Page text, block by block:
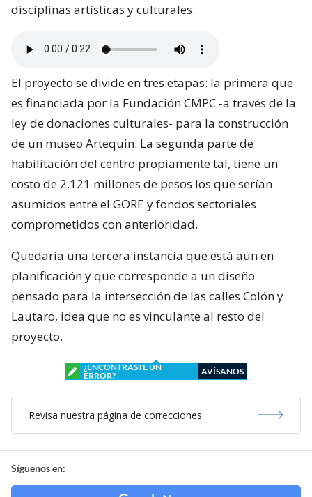
disciplinas artísticas y culturales.
El proyecto se divide en tres etapas: la primera que
es financiada por la Fundación CMPC -a través de la
ley de donaciones culturales- para la construcción
de un museo Artequin. La segunda parte de
habilitación del centro propiamente tal, tiene un
costo de 2.121 millones de pesos los que serían
asumidos entre el GORE y fondos sectoriales
comprometidos con anterioridad.
Quedaría una tercera instancia que está aún en
planificación y que corresponde a un diseño
pensado para la intersección de las calles Colón y
Lautaro, idea que no es vinculante al resto del
proyecto.
¿ENCONTRASTE UN
ERROR?
AVÍSANOS
Revisa nuestra página de correcciones
Síguenos en: